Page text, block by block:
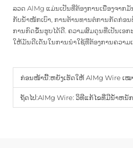
ລວດ AlMg ແມ່ນເປັນທີ່ຕ້ອງການເນື່ອງຈາກ
ກັບນ້ຳໜັກເບົາ, ການຕ້ານທານຕໍ່ການກັດກ່ອ
ການກົດຂຶ້ນຮູບໄດ້ດີ. ຄວາມສົມດຸນທີ່ເປັນເອ
ໃຫ້ມັນດີເດັ່ນໃນການນຳໃຊ້ທີ່ຕ້ອງການຄວາມ
ກ່ອນໜ້ານີ້:ຫຍັງເຮັດໃຫ້ AlMg Wire ເໝາະສຳລັບກາ
ຖັດໄປ:AlMg Wire: ວິທີແກ້ໄຂທີ່ມີນ້ຳຫນັ